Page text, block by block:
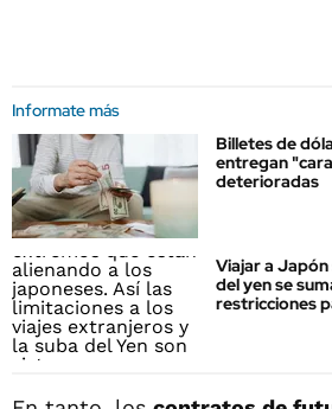
Informate más
Billetes de
entregan
deterioradas
Viajar a Japón
del yen se
restricciones